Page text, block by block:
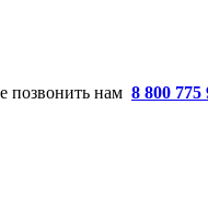
позвонить нам 8 800 775